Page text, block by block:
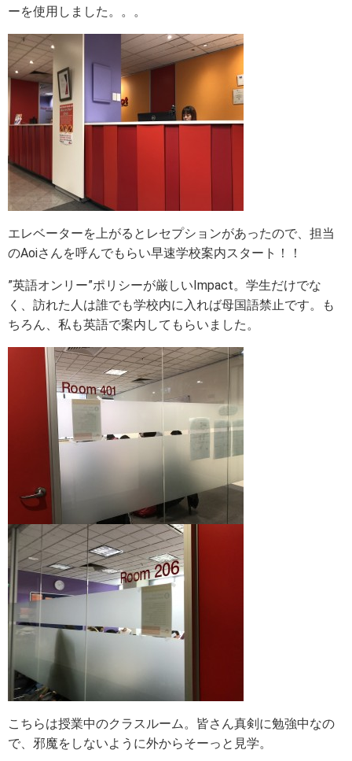
ーを使用しました。。。
エレベーターを上がるとレセプションがあったので、担当
のAoiさんを呼んでもらい早速学校案内スタート！！
”英語オンリー”ポリシーが厳しいImpact。学生だけでな
く、訪れた人は誰でも学校内に入れば母国語禁止です。も
ちろん、私も英語で案内してもらいました。
こちらは授業中のクラスルーム。皆さん真剣に勉強中なの
で、邪魔をしないように外からそーっと見学。